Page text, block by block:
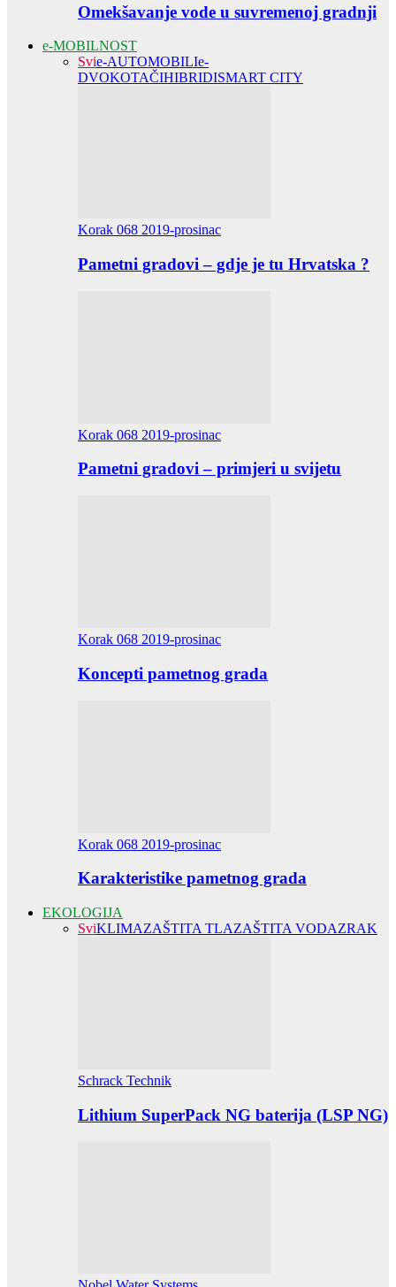
Omekšavanje vode u suvremenoj gradnji
e-MOBILNOST
Svie-AUTOMOBILIe-
DVOKOTAČIHIBRIDISMART CITY
Korak 068 2019-prosinac
Pametni gradovi – gdje je tu Hrvatska ?
Korak 068 2019-prosinac
Pametni gradovi – primjeri u svijetu
Korak 068 2019-prosinac
Koncepti pametnog grada
Korak 068 2019-prosinac
Karakteristike pametnog grada
EKOLOGIJA
SviKLIMAZAŠTITA TLAZAŠTITA VODAZRAK
Schrack Technik
Lithium SuperPack NG baterija (LSP NG)